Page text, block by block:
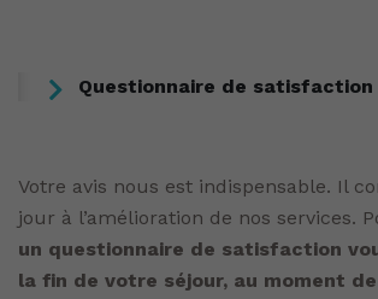
Questionnaire de satisfaction
Votre avis nous est indispensable. Il
jour à l’amélioration de nos services.
un questionnaire de satisfaction
la fin de votre séjour, au moment